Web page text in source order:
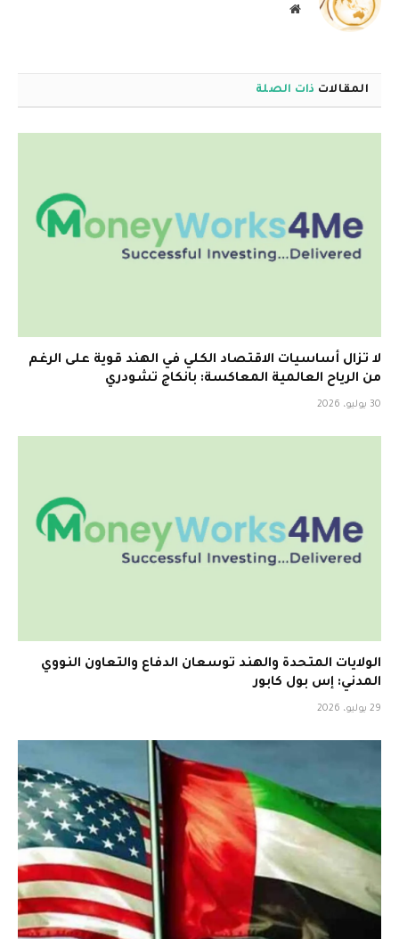
موقع
المقالات ذات الصلة
لا تزال أساسيات الاقتصاد الكلي في الهند قوية على الرغم
من الرياح العالمية المعاكسة: بانكاج تشودري
30 يوليو، 2026
الولايات المتحدة والهند توسعان الدفاع والتعاون النووي
المدني: إس بول كابور
29 يوليو، 2026